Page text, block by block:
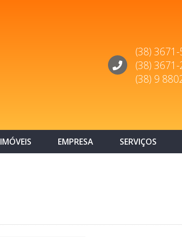
(38)
(38)
(38) 9
IMÓVEIS EMPRESA SERVIÇOS